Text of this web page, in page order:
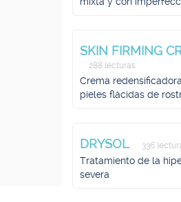
SKIN FIRMING
288 lecturas
Crema
pieles flácidas de
DRYSOL 336
Tratamiento de la
severa